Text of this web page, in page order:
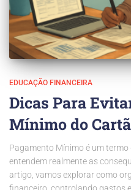
EDUCAÇÃO FINANCEIRA
Dicas Para
Mínimo do
Pagamento Mínimo é um
entendem realmente as
artigo, vamos explorar como